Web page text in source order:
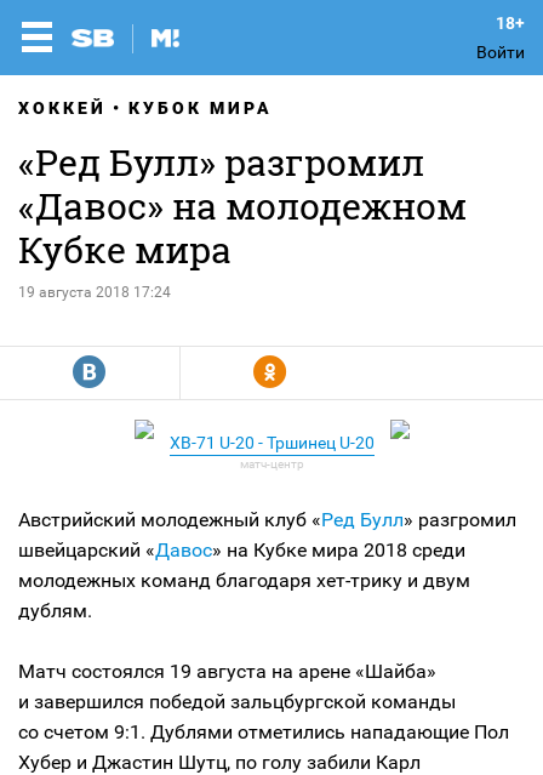
Войти
ХОККЕЙ КУБОК МИРА
«Ред Булл» разгромил
«Давос» на молодежном
Кубке мира
19 августа 2018 17:24
R Y
ХВ-71 U-20 - Тршинец U-20
Австрийский молодежный клуб «Ред Булл» разгромил
швейцарский «Давос» на Кубке мира 2018 среди
молодежных команд благодаря хет-трику и двум
дублям.
Матч состоялся 19 августа на арене «Шайба»
и завершился победой зальцбургской команды
со счетом 9:1. Дублями отметились нападающие Пол
Хубер и Джастин Шутц, по голу забили Карл